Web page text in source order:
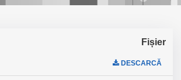
Fișier
DESCARCĂ